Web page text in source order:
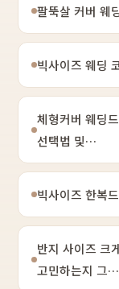
팔뚝살 커버 웨
빅사이즈 웨딩
체형커버 웨딩
선택법 및…
빅사이즈 한복
반지 사이즈 크
고민하는지 그…